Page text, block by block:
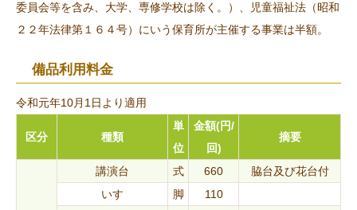
委員会等を含み、大学、専修学校は除く。）、児童福祉法（昭和
２２年法律第１６４号）にいう保育所が主催する事業は半額。
備品利用料金
令和元年10月1日より適用
区分 種類
単
位
金額(円/
回)
摘要
講演台 式 660
脇台及び花台付
いす
脚
110